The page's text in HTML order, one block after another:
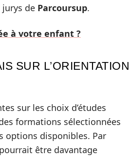
jurys de Parcoursup.
à votre enfant ?
SUR L’ORIENTATION
sur les choix d’études
formations sélectionnées
options disponibles. Par
être davantage